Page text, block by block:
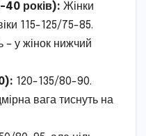
40 років): Жінки
115-125/75-85.
– у жінок нижчий
120-135/80-90.
вага тиснуть на